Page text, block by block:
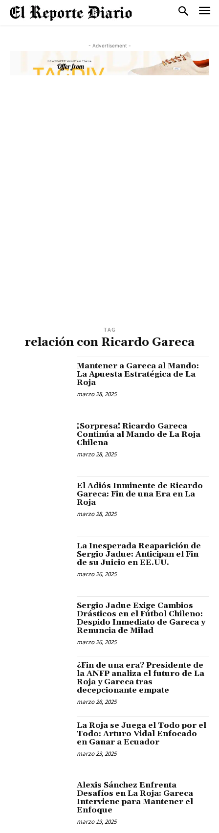
- Advertisement -
TAG
relación con Ricardo Gareca
Mantener a Gareca al Mando:
La Apuesta Estratégica de La
Roja
marzo 28, 2025
¡Sorpresa! Ricardo Gareca
Continúa al Mando de La Roja
Chilena
marzo 28, 2025
El Adiós Inminente de Ricardo
Gareca: Fin de una Era en La
Roja
marzo 28, 2025
La Inesperada Reaparición de
Sergio Jadue: Anticipan el Fin
de su Juicio en EE.UU.
marzo 26, 2025
Sergio Jadue Exige Cambios
Drásticos en el Fútbol Chileno:
Despido Inmediato de Gareca y
Renuncia de Milad
marzo 26, 2025
¿Fin de una era? Presidente de
la ANFP analiza el futuro de La
Roja y Gareca tras
decepcionante empate
marzo 26, 2025
La Roja se Juega el Todo por el
Todo: Arturo Vidal Enfocado
en Ganar a Ecuador
marzo 23, 2025
Alexis Sánchez Enfrenta
Desafíos en La Roja: Gareca
Interviene para Mantener el
Enfoque
marzo 19, 2025